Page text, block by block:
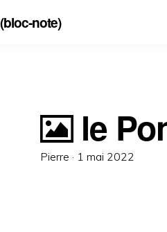
note)
le
Pierre · Posted
1 mai 2022